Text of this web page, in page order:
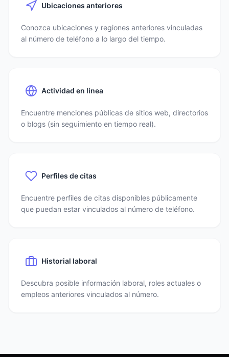
Ubicaciones anteriores
Conozca ubicaciones y regiones anteriores vinculadas
al número de teléfono a lo largo del tiempo.
Actividad en línea
Encuentre menciones públicas de sitios web, directorios
o blogs (sin seguimiento en tiempo real).
Perfiles de citas
Encuentre perfiles de citas disponibles públicamente
que puedan estar vinculados al número de teléfono.
Historial laboral
Descubra posible información laboral, roles actuales o
empleos anteriores vinculados al número.